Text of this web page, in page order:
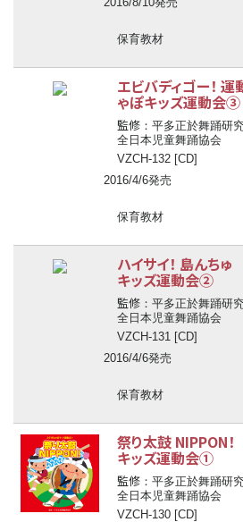
保育教材
エビバディゴー！
ゃぽキッズ運動会③
監修 ：平多正於舞踊研究
全日本児童舞踊協会
VZCH-132 [CD]
2016/4/6発売
保育教材
ハイサイ！ 島んち
キッズ運動会②
監修 ：平多正於舞踊研究
全日本児童舞踊協会
VZCH-131 [CD]
2016/4/6発売
保育教材
祭り太鼓 NIPPON
キッズ運動会①
監修 ：平多正於舞踊研究
全日本児童舞踊協会
VZCH-130 [CD]